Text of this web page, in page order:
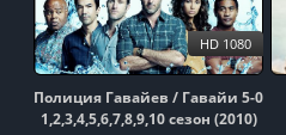
Полиция Гавайев / Гавайи 5-0
1,2,3,4,5,6,7,8,9,10 сезон (2010)
HD 1080